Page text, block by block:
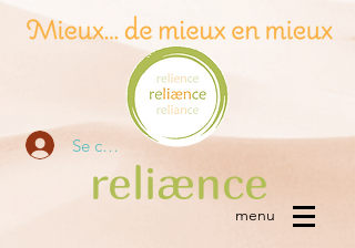
Se connecter
reliænce
menu